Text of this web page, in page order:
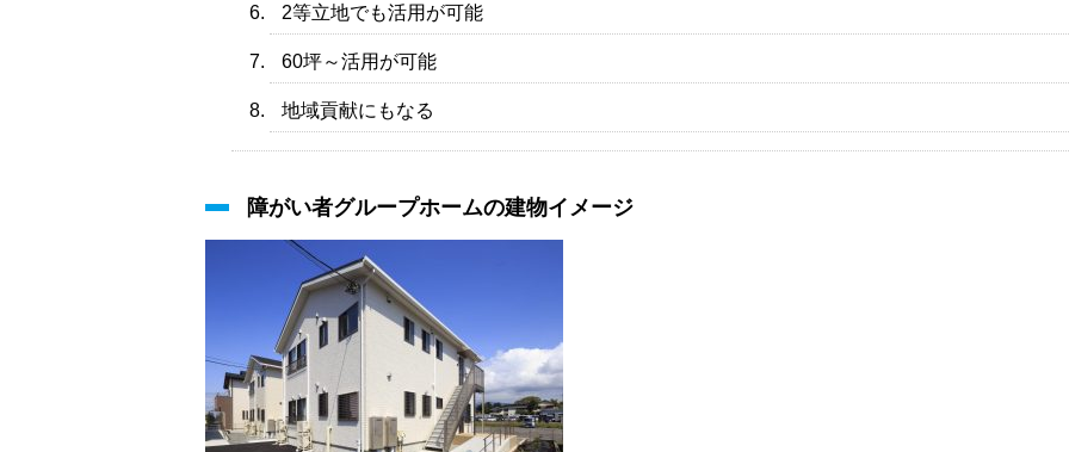
2等立地でも活用が可能
60坪～活用が可能
地域貢献にもなる
障がい者グループホームの建物イメージ